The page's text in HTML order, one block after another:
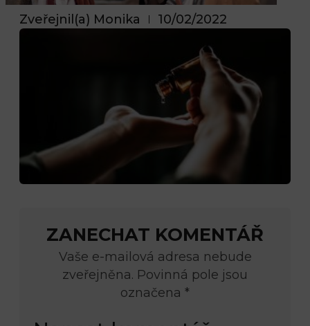
Zveřejnil(a) Monika 10/02/2022
ZANECHAT KOMENTÁŘ
Vaše e-mailová adresa nebude
zveřejněna. Povinná pole jsou
označena *